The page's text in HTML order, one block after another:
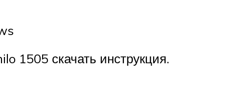
1505 скачать инструкция.